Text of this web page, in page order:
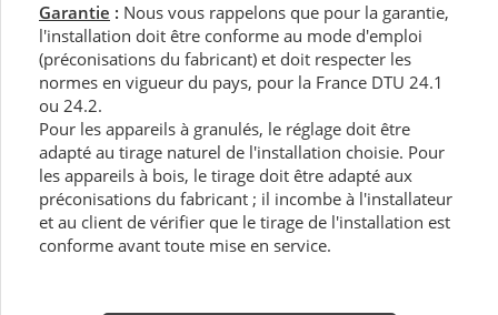
Garantie : Nous vous rappelons que pour la garantie,
l'installation doit être conforme au mode d'emploi
(préconisations du fabricant) et doit respecter les
normes en vigueur du pays, pour la France DTU 24.1
ou 24.2.
Pour les appareils à granulés, le réglage doit être
adapté au tirage naturel de l'installation choisie. Pour
les appareils à bois, le tirage doit être adapté aux
préconisations du fabricant ; il incombe à l'installateur
et au client de vérifier que le tirage de l'installation est
conforme avant toute mise en service.